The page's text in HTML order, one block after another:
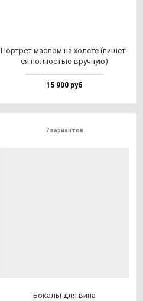
Пор­трет мас­лом на хол­сте (пи­шет­
ся пол­ностью вруч­ную)
15 900 руб
7 вариантов
Бока­лы для ви­на